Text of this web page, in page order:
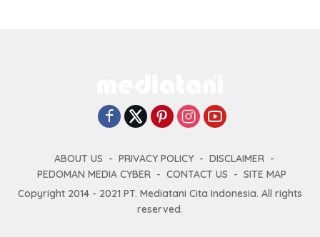
ABOUT US PRIVACY POLICY
DISCLAIMER
PEDOMAN MEDIA CYBER
CONTACT US
SITE MAP
Copyright 2014 - 2021 PT. Mediatani Cita Indonesia. All rights
reserved.